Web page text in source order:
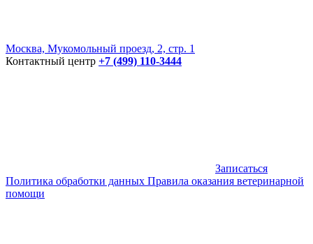
Москва, Мукомольный проезд, 2, стр. 1
Контактный центр +7 (499) 110-3444
Записаться
Политика обработки данных Правила оказания ветеринарной
помощи